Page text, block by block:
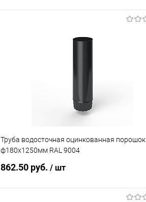
Труба водосточная оцинкованная порошок
ф180х1250мм RAL 9004
862.50 руб. / шт